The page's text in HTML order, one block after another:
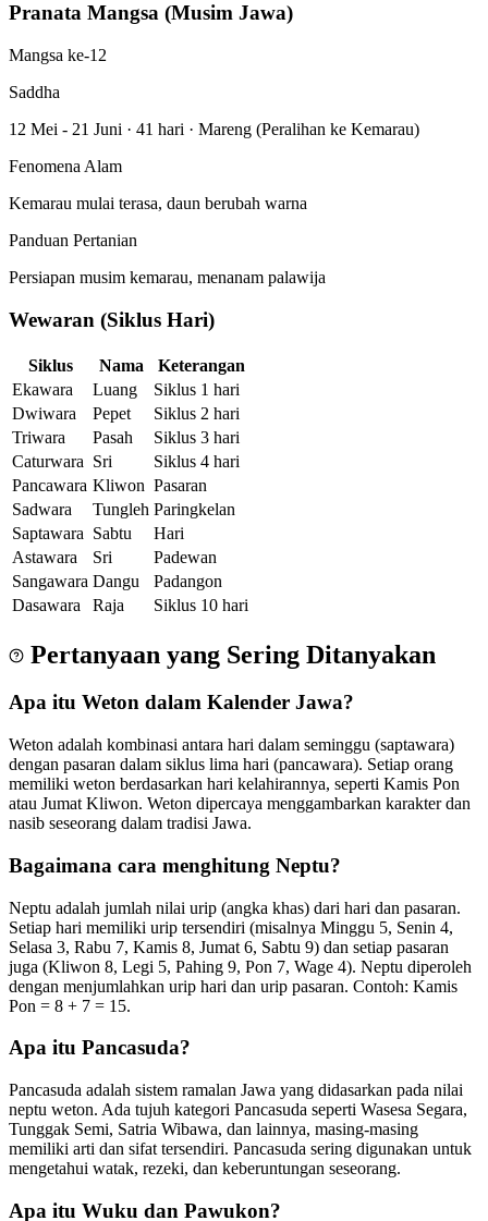
Pranata Mangsa (Musim Jawa)
Mangsa ke-12
Saddha
12 Mei - 21 Juni · 41 hari · Mareng (Peralihan ke Kemarau)
Fenomena Alam
Kemarau mulai terasa, daun berubah warna
Panduan Pertanian
Persiapan musim kemarau, menanam palawija
Wewaran (Siklus Hari)
Siklus Nama
Keterangan
Ekawara
Luang
Siklus 1 hari
Dwiwara
Pepet
Siklus 2 hari
Triwara
Pasah
Siklus 3 hari
Caturwara Sri
Siklus 4 hari
Pancawara Kliwon Pasaran
Sadwara
Tungleh Paringkelan
Saptawara Sabtu
Hari
Astawara
Sri
Padewan
Sangawara Dangu
Padangon
Dasawara
Raja Siklus 10 hari
Pertanyaan yang Sering Ditanyakan
Apa itu Weton dalam Kalender Jawa?
Weton adalah kombinasi antara hari dalam seminggu (saptawara)
dengan pasaran dalam siklus lima hari (pancawara). Setiap orang
memiliki weton berdasarkan hari kelahirannya, seperti Kamis Pon
atau Jumat Kliwon. Weton dipercaya menggambarkan karakter dan
nasib seseorang dalam tradisi Jawa.
Bagaimana cara menghitung Neptu?
Neptu adalah jumlah nilai urip (angka khas) dari hari dan pasaran.
Setiap hari memiliki urip tersendiri (misalnya Minggu 5, Senin 4,
Selasa 3, Rabu 7, Kamis 8, Jumat 6, Sabtu 9) dan setiap pasaran
juga (Kliwon 8, Legi 5, Pahing 9, Pon 7, Wage 4). Neptu diperoleh
dengan menjumlahkan urip hari dan urip pasaran. Contoh: Kamis
Pon = 8 + 7 = 15.
Apa itu Pancasuda?
Pancasuda adalah sistem ramalan Jawa yang didasarkan pada nilai
neptu weton. Ada tujuh kategori Pancasuda seperti Wasesa Segara,
Tunggak Semi, Satria Wibawa, dan lainnya, masing-masing
memiliki arti dan sifat tersendiri. Pancasuda sering digunakan untuk
mengetahui watak, rezeki, dan keberuntungan seseorang.
Apa itu Wuku dan Pawukon?